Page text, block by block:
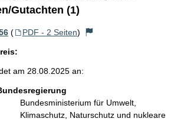
Gutachten (1)
( PDF - 2 Seiten)
am 28.08.2025 an:
Bundesministerium für Umwelt,
Klimaschutz, Naturschutz und nukleare